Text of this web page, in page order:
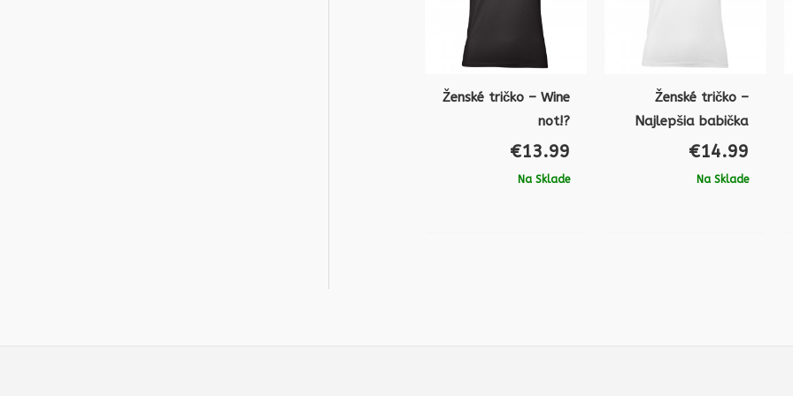
Ženské tričko – Wine
not!?
€13.99
Na Sklade
Ženské tričko –
Najlepšia babička
€14.99
Na Sklade